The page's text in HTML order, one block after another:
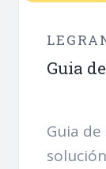
Guia
Guia